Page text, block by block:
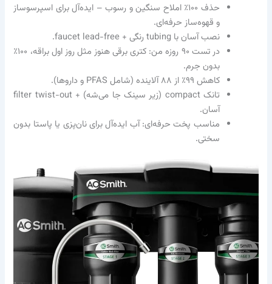
حذف ۱۰۰٪ املاح سنگین و رسوب – ایده‌آل برای اسپرسوساز
و قهوه‌ساز حرفه‌ای.
نصب آسان با tubing رنگی + faucet lead-free.
در تست ۹۰ روزه من: کتری برقی هنوز مثل روز اول براقه، ۱۰۰٪
بدون جرم.
کاهش ۹۹٪ از ۸۸ آلاینده (شامل PFAS و داروها).
تانک compact (زیر سینک جا می‌شه) + filter twist-out
آسان.
مناسب پخت حرفه‌ای: آب ایده‌آل برای نان‌پزی یا پاستا بدون
سختی.